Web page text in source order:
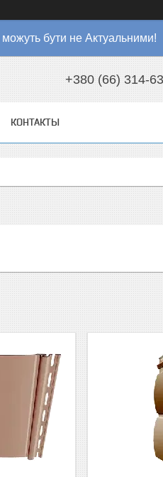
можуть бути не Актуальними!
+380 (66) 314-
КОНТАКТЫ